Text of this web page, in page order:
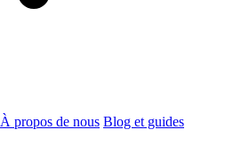
À propos de nous Blog et guides